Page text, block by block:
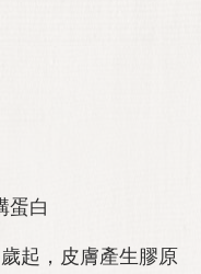
蛋白
起，皮膚產生膠原